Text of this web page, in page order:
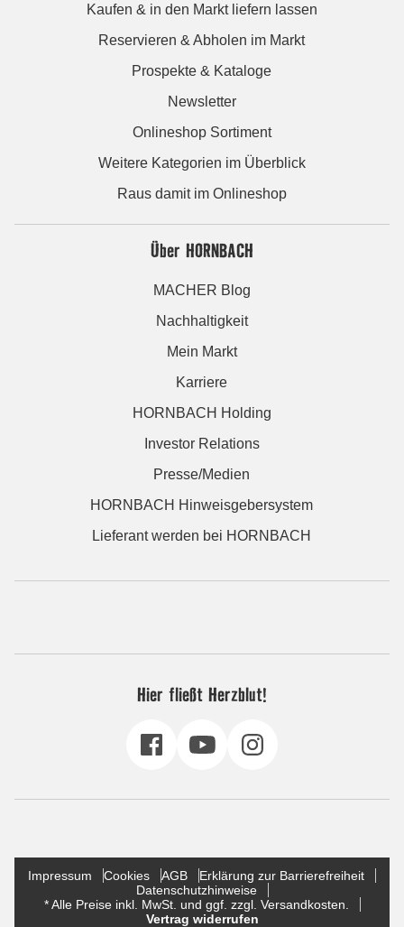
Kaufen & in den Markt liefern lassen
Reservieren & Abholen im Markt
Prospekte & Kataloge
Newsletter
Onlineshop Sortiment
Weitere Kategorien im Überblick
Raus damit im Onlineshop
Über HORNBACH
MACHER Blog
Nachhaltigkeit
Mein Markt
Karriere
HORNBACH Holding
Investor Relations
Presse/Medien
HORNBACH Hinweisgebersystem
Lieferant werden bei HORNBACH
Hier fließt Herzblut!
Impressum Cookies AGB
Erklärung zur Barrierefreiheit
Datenschutzhinweise
* Alle Preise inkl. MwSt. und ggf. zzgl. Versandkosten.
Vertrag widerrufen